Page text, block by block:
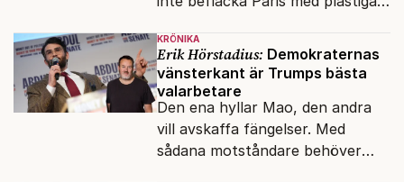
KRÖNIKA
Erik Hörstadius: Demokraternas
vänsterkant är Trumps bästa
valarbetare
Den ena hyllar Mao, den andra
vill avskaffa fängelser. Med
sådana motståndare behöver